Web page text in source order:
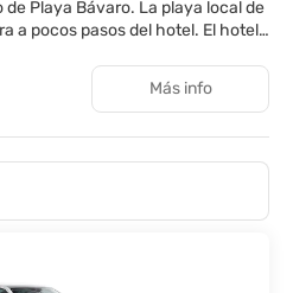
Playa Bávaro. La playa local de
a pocos pasos del hotel. El hotel
bares, una discoteca, un
a la carta y otras opciones
Más info